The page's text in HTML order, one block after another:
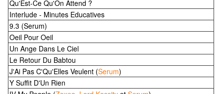
Qu'Est-Ce Qu'On Attend ?
Interlude - Minutes Educatives
9.3 (Serum)
Oeil Pour Oeil
Un Ange Dans Le Ciel
Le Retour Du Babtou
J'Ai Pas C'Qu'Elles Veulent (Serum)
Y Suffit D'Un Rien